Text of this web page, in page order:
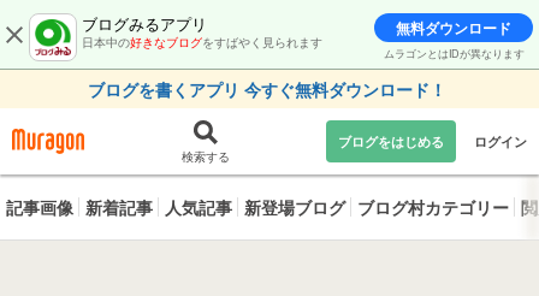
ブログみるアプリ
日本中の好きなブログをすばやく見られます
無料ダウンロード
ムラゴンとはIDが異なります
ブログを書くアプリ 今すぐ無料ダウンロード！
検索する
ブログをはじめる ログイン
記事画像 新着記事 人気記事 新登場ブログ ブログ村カテゴリー